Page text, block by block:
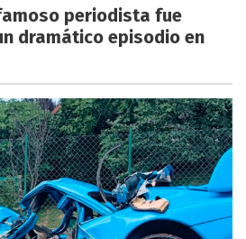
periodista fue
dramático episodio en